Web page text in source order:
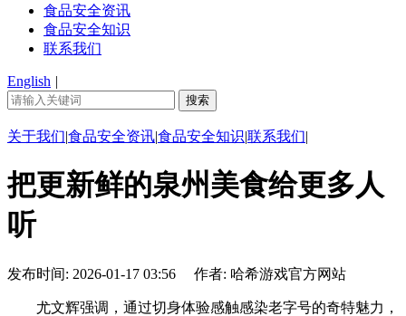
食品安全资讯
食品安全知识
联系我们
English |
关于我们|食品安全资讯|食品安全知识|联系我们|
把更新鲜的泉州美食给更多人
听
发布时间: 2026-01-17 03:56 作者: 哈希游戏官方网站
尤文辉强调，通过切身体验感触感染老字号的奇特魅力，